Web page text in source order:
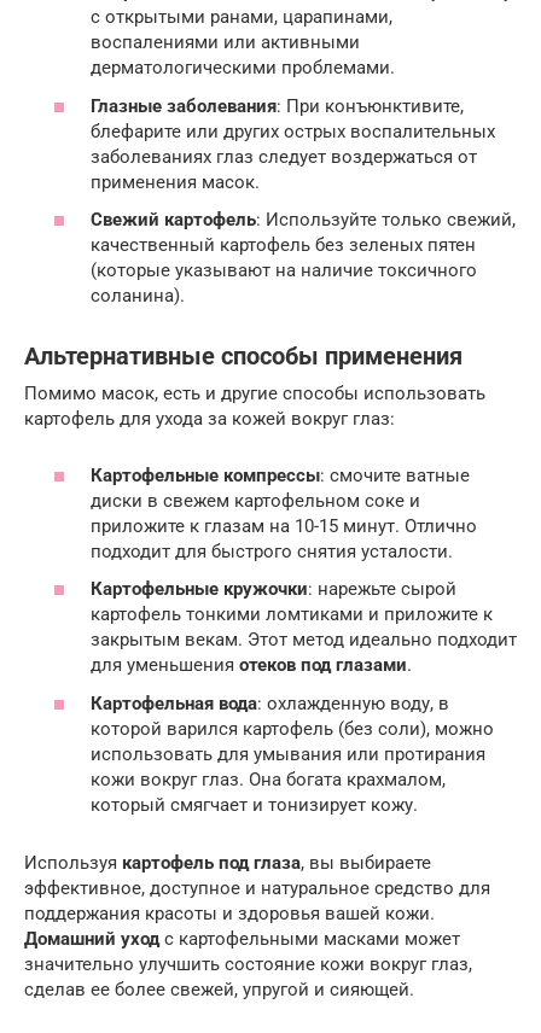
с открытыми ранами, царапинами,
воспалениями или активными
дерматологическими проблемами.
Глазные заболевания: При конъюнктивите,
блефарите или других острых воспалительных
заболеваниях глаз следует воздержаться от
применения масок.
Свежий картофель: Используйте только свежий,
качественный картофель без зеленых пятен
(которые указывают на наличие токсичного
соланина).
Альтернативные способы применения
Помимо масок, есть и другие способы использовать
картофель для ухода за кожей вокруг глаз:
Картофельные компрессы: смочите ватные
диски в свежем картофельном соке и
приложите к глазам на 10-15 минут. Отлично
подходит для быстрого снятия усталости.
Картофельные кружочки: нарежьте сырой
картофель тонкими ломтиками и приложите к
закрытым векам. Этот метод идеально подходит
для уменьшения отеков под глазами.
Картофельная вода: охлажденную воду, в
которой варился картофель (без соли), можно
использовать для умывания или протирания
кожи вокруг глаз. Она богата крахмалом,
который смягчает и тонизирует кожу.
Используя картофель под глаза, вы выбираете
эффективное, доступное и натуральное средство для
поддержания красоты и здоровья вашей кожи.
Домашний уходс картофельными масками может
значительно улучшить состояние кожи вокруг глаз,
сделав ее более свежей, упругой и сияющей.